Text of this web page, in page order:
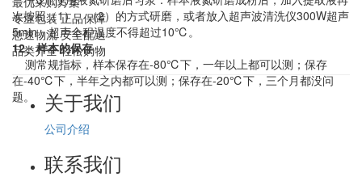
次按照（1）、（2）的方式研磨，或者放入超声波清洗仪300W超声
5min，超声全程温度不得超过10℃。
12、样本的保存
测常规指标，样本保存在-80℃下，一年以上都可以测；保存
在-40℃下，半年之内都可以测；保存在-20℃下，三个月都没问
题。
专业包装 正品保障
急速物流 安全配送
品类齐全 轻松购物
关于我们
公司介绍
联系我们